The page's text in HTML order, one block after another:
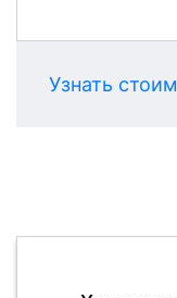
Узнать